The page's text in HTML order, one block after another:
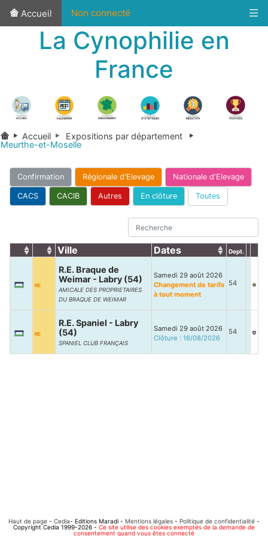
Accueil Non connecté
La Cynophilie en
France
Accueil
Expositions par département
Meurthe-et-Moselle
Confirmation Régionale d'Elevage Nationale d'Elevage
CACS CACIB Autres En clôture Toutes
Ville Dates Dept.
RE
R.E. Braque de
Weimar - Labry (54)
AMICALE DES PROPRIETAIRES
DU BRAQUE DE WEIMAR
Samedi 29 août 2026
Changement de tarifs
à tout moment
54
RE
R.E. Spaniel - Labry
(54)
SPANIEL CLUB FRANÇAIS
Samedi 29 août 2026
Clôture : 16/08/2026
54
Haut de page - Cedia- Editions Maradi - Mentions légales - Politique de confidentialité -
Copyright Cedia 1999-2026 - Ce site utilise des cookies exemptés de la demande de
consentement quand vous êtes connecté